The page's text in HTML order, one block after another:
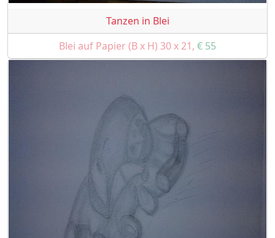
Tanzen in Blei
Blei auf Papier (B x H) 30 x 21, € 55